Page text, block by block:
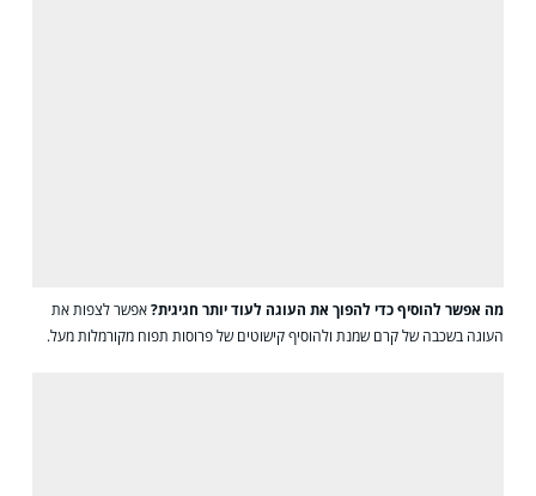
מה אפשר להוסיף כדי להפוך את העוגה לעוד יותר חגיגית?אפשר לצפות את
העוגה בשכבה של קרם שמנת ולהוסיף קישוטים של פרוסות תפוח מקורמלות מעל.